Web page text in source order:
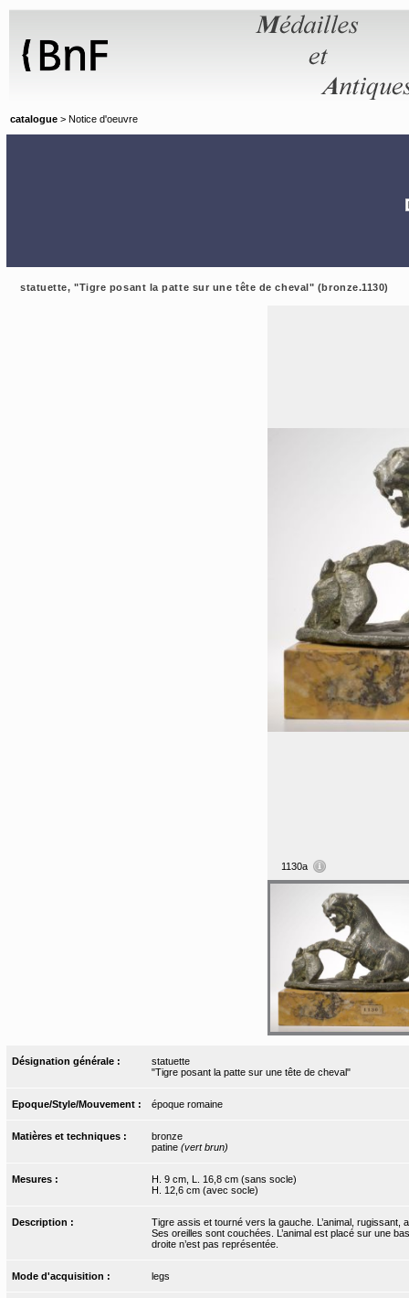
catalogue > Notice d'oeuvre
statuette, "Tigre posant la patte sur une tête de cheval" (bronze.1130)
1130a
Désignation générale :
statuette
"Tigre posant la patte sur une tête de cheval"
Epoque/Style/Mouvement : époque romaine
Matières et techniques :
bronze
patine (vert brun)
Mesures :
H. 9 cm, L. 16,8 cm (sans socle)
H. 12,6 cm (avec socle)
Description :
Tigre assis et tourné vers la gauche. L’animal,
Ses oreilles sont couchées. L’animal est placé sur une
droite n’est pas représentée.
Mode d'acquisition : legs